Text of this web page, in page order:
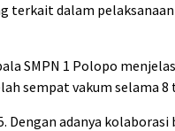
terkait dalam
SMPN 1 Polopo
sempat vakum selama 8
Dengan adanya kolaborasi